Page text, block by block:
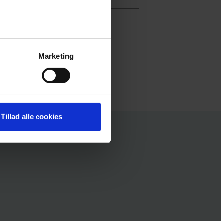
Marketing
Tillad alle cookies